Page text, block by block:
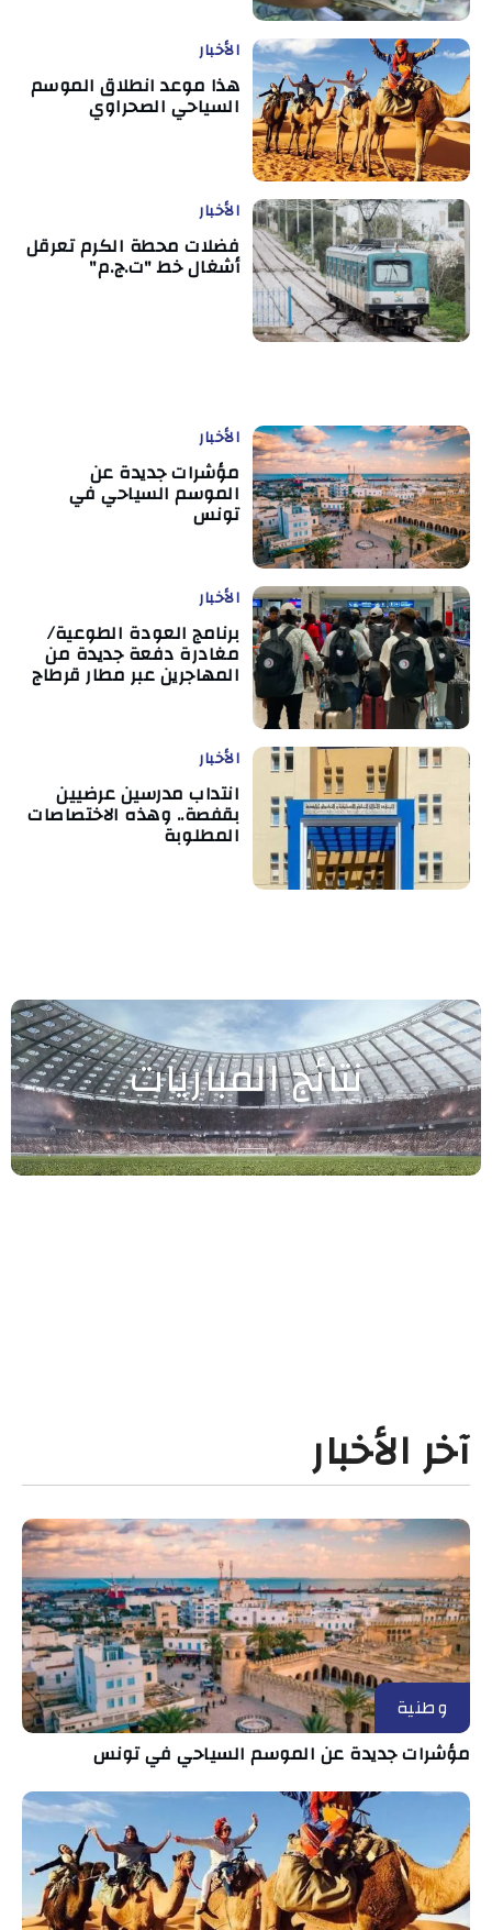
الأخبار
هذا موعد انطلاق الموسم
السياحي الصحراوي
الأخبار
فضلات محطة الكرم تعرقل
أشغال خط "ت.ج.م"
الأخبار
مؤشرات جديدة عن
الموسم السياحي في
تونس
الأخبار
برنامج العودة الطوعية/
مغادرة دفعة جديدة من
المهاجرين عبر مطار قرطاج
الأخبار
انتداب مدرسين عرضيين
بقفصة.. وهذه الاختصاصات
المطلوبة
نتائج المباريات
آخر الأخبار
وطنية
مؤشرات جديدة عن الموسم السياحي في تونس